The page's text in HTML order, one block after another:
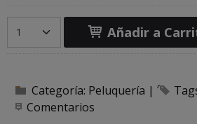
Añadir a
Categoría: Peluquería |
Comentarios